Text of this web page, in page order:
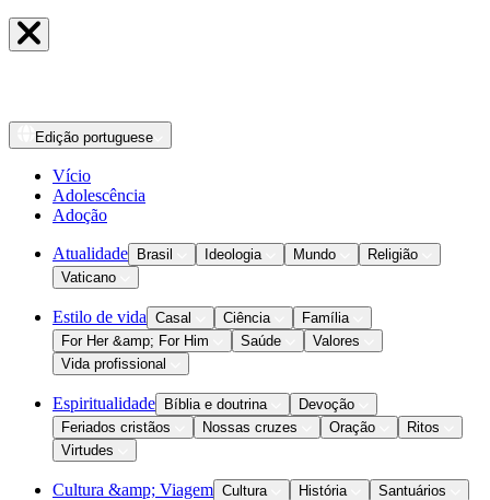
Edição portuguese
Vício
Adolescência
Adoção
Atualidade Brasil Ideologia Mundo
Religião
Vaticano
Estilo de vida Casal Ciência
Família
For Her &amp; For Him
Saúde
Valores
Vida profissional
Espiritualidade Bíblia e doutrina
Devoção
Feriados cristãos
Nossas cruzes Oração
Ritos
Virtudes
Cultura &amp; Viagem Cultura História
Santuários